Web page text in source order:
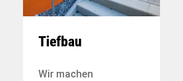
Tiefbau
Wir machen